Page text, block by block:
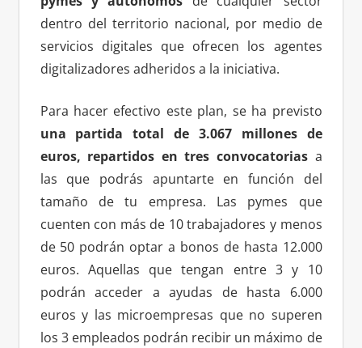
dentro del territorio nacional, por medio de
servicios digitales que ofrecen los agentes
digitalizadores adheridos a la iniciativa.
Para hacer efectivo este plan, se ha previsto
una partida total de 3.067 millones de
euros, repartidos en tres convocatoriasa
las que podrás apuntarte en función del
tamaño de tu empresa. Las pymes que
cuenten con más de 10 trabajadores y menos
de 50 podrán optar a bonos de hasta 12.000
euros. Aquellas que tengan entre 3 y 10
podrán acceder a ayudas de hasta 6.000
euros y las microempresas que no superen
los 3 empleados podrán recibir un máximo de